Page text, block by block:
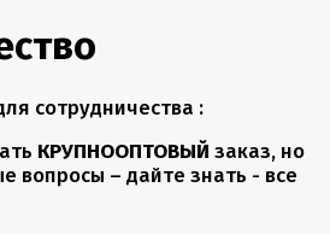
сотрудничества :
КРУПНООПТОВЫЙ заказ, но
вопросы – дайте знать - все